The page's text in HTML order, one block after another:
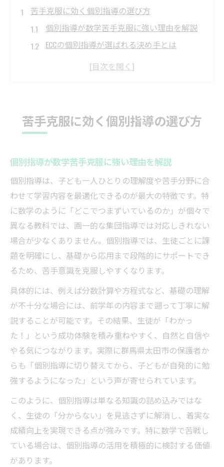
苦手克服に効く個別指導の選び方
個別指導が数学苦手克服に強い理由を解説
ECCの個別指導が選ばれる決め手とは
子どもに合う個別指導塾の見極めポイント
群馬県太田市で受ける数学の個別指導体験
個別指導で実感できる成績アップの体験談
個別指導の体験授業が子どもに与える影響
太田市の個別指導で得られるサポート体制
個別指導で学ぶ数学の楽しさと自信
お子さまのやる気を引き出す学びの工夫
個別指導で子どものやる気を高める仕掛け
褒める個別指導が成績向上に与える効果
オーダーメイド個別指導で自主性を育てる
やる気を引き出す個別指導の声かけ実例
効果的な個別指導で成績アップを実現
個別指導で数学成績が伸びる理由とは
個別指導の定期テスト対策が効果的な訳
個別指導で応用問題に強くなる学習法
一人ひとりに合う個別指導の成果事例
個別指導で成績アップを導くサポート内容
安心の個別指導が選ばれる理由とは
個別指導が保護者から信頼される訳
安心できる個別指導のサポート体制
苦手克服に効く個別指導の選び方
個別指導が数学苦手克服に強い理由を解説
個別指導は、子ども一人ひとりの理解度や苦手分野に合
わせて学習内容を最適化できるのが最大の特徴です。特
に数学のように「どこでつまずいているのか」が個々で
異なる教科では、画一的な集団指導では対応しきれない
場合が少なくありません。個別指導では、生徒ごとに課
題を明確にし、基礎から応用まで段階的にサポートでき
るため、苦手意識を克服しやすくなります。
具体的には、例えば分数計算や方程式など、基礎の理解
が不十分な場合には、前学年の内容まで遡って丁寧に解
説することが可能です。その結果、生徒が「わかっ
た！」という成功体験を積み重ねやすく、自然と自信や
やる気につながります。実際に群馬県太田市の保護者か
らも「個別指導に切り替えてから、子どもが自発的に勉
強するようになった」という声が寄せられています。
このように、個別指導は単なる知識の詰め込みではな
く、生徒の「分からない」を見逃さずに解消し、着実な
成績向上を実現できる点が強みです。特に数学で苦戦し
ている場合は、個別指導の活用を積極的に検討する価値
があります。